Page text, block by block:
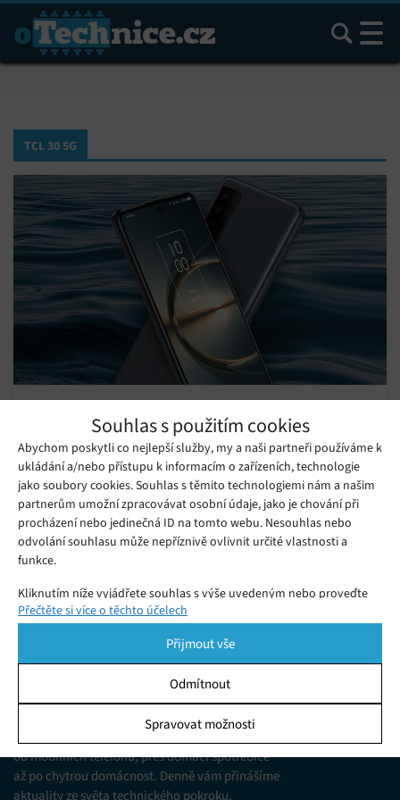
Souhlas s použitím cookies
Abychom poskytli co nejlepší služby, my a naši partneři používáme k
ukládání a/nebo přístupu k informacím o zařízeních, technologie
jako soubory cookies. Souhlas s těmito technologiemi nám a našim
partnerům umožní zpracovávat osobní údaje, jako je chování při
procházení nebo jedinečná ID na tomto webu. Nesouhlas nebo
odvolání souhlasu může nepříznivě ovlivnit určité vlastnosti a
funkce.
Kliknutím níže vyjádřete souhlas s výše uvedeným nebo proveďte
podrobnější rozhodnutí. Vaše volby budou použity pouze na tomto
pomocí přepínačů v Zásadách cookies nebo kliknutím na tlačítko
Spravovat souhlas ve spodní části obrazovky.
Ukládání a/nebo přístup k informacím v zařízení, Porozumění
publiku prostřednictvím statistik nebo kombinací údajů z
různých zdrojů.
Přečtěte si více o těchto účelech
Přijmout vše
Odmítnout
Spravovat možnosti
Hledat
TCL 30 5G
dostupnou řadu telefonů o dalších pět
modelů
Pondělí 28. 02. 2022 Samuel
Čínská společnost TCL rozhodně není troškař – nyní totiž
informovala o tom, že její cenově dostupné smartphony třicáté
řady se rozrostou o nejméně pět nových modelů...
Jsme web zajímající se o technologické novinky
od mobilních telefonů, přes domácí spotřebiče
až po chytrou domácnost. Denně vám přinášíme
aktuality ze světa technického pokroku,